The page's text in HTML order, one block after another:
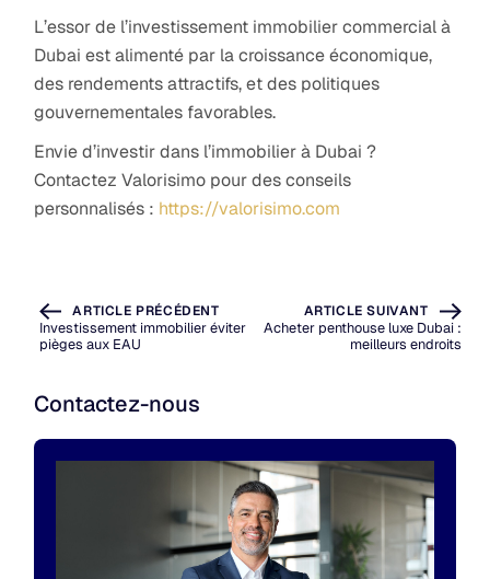
L’essor de l’investissement immobilier commercial à
Dubai est alimenté par la croissance économique,
des rendements attractifs, et des politiques
gouvernementales favorables.
Envie d’investir dans l’immobilier à Dubai ?
Contactez Valorisimo pour des conseils
personnalisés : https://valorisimo.com
ARTICLE PRÉCÉDENT
Investissement immobilier éviter
pièges aux EAU
ARTICLE SUIVANT
Acheter penthouse luxe Dubai :
meilleurs endroits
Contactez-nous